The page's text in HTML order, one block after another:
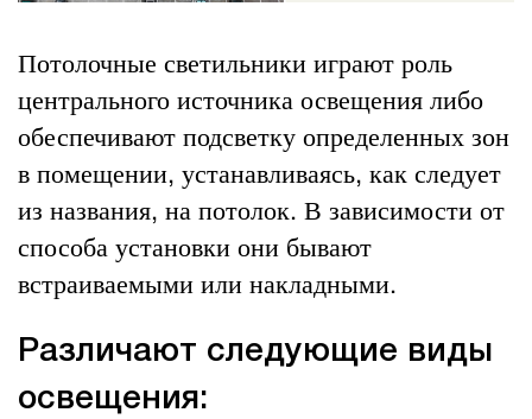
Потолочные светильники играют роль
центрального источника освещения либо
обеспечивают подсветку определенных зон
в помещении, устанавливаясь, как следует
из названия, на потолок. В зависимости от
способа установки они бывают
встраиваемыми или накладными.
Различают следующие виды
освещения: